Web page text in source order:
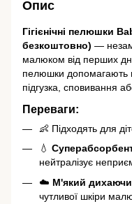
Опис
Гігієнічні пелюшки
безкоштовно) —
малюком від перших
пелюшки допомагають
підгузка, сповивання
Переваги:
👶 Підходять для
💧
нейтралізує
☁️ М'який
чутливої шкіри